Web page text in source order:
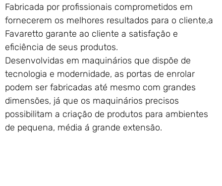
Fabricada por profissionais comprometidos em
fornecerem os melhores resultados para o cliente,a
Favaretto garante ao cliente a satisfação e
eficiência de seus produtos.
Desenvolvidas em maquinários que dispõe de
tecnologia e modernidade, as portas de enrolar
podem ser fabricadas até mesmo com grandes
dimensões, já que os maquinários precisos
possibilitam a criação de produtos para ambientes
de pequena, média á grande extensão.